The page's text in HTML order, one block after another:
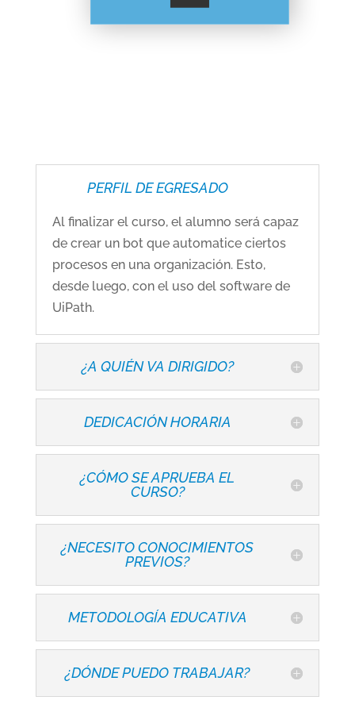
PERFIL DE EGRESADO
Al finalizar el curso, el alumno será capaz
de crear un bot que automatice ciertos
procesos en una organización. Esto,
desde luego, con el uso del software de
UiPath.
¿A QUIÉN VA DIRIGIDO?
DEDICACIÓN HORARIA
¿CÓMO SE APRUEBA EL
CURSO?
¿NECESITO CONOCIMIENTOS
PREVIOS?
METODOLOGÍA EDUCATIVA
¿DÓNDE PUEDO TRABAJAR?